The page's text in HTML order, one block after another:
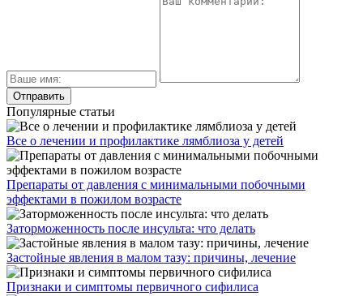
Популярные статьи
Все о лечении и профилактике лямблиоза у детей
Препараты от давления с минимальными побочными
эффектами в пожилом возрасте
Заторможенность после инсульта: что делать
Застойные явления в малом тазу: причины, лечение
Признаки и симптомы первичного сифилиса